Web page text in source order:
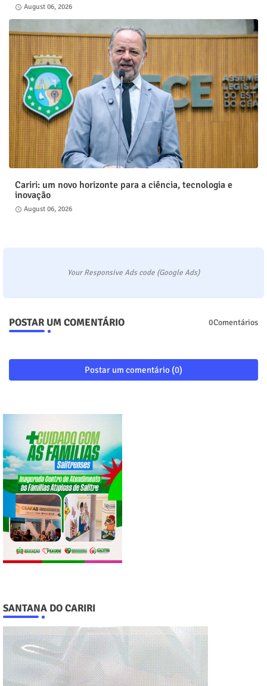
August 06, 2026
Cariri: um novo horizonte para a ciência, tecnologia e
inovação
August 06, 2026
Your Responsive Ads code (Google Ads)
POSTAR UM COMENTÁRIO 0Comentários
Postar um comentário (0)
SANTANA DO CARIRI